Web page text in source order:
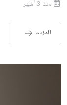
منذ 3 أشهر
المزيد